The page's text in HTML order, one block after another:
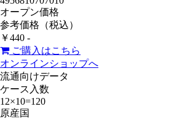
オープン価格
参考価格（税込）
￥440 -
ご購入はこちら
オンラインショップへ
流通向けデータ
ケース入数
12×10=120
原産国